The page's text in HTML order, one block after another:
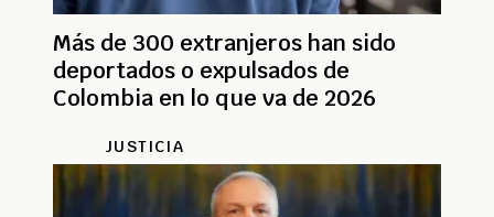
Más de 300 extranjeros han sido
deportados o expulsados de
Colombia en lo que va de 2026
JUSTICIA